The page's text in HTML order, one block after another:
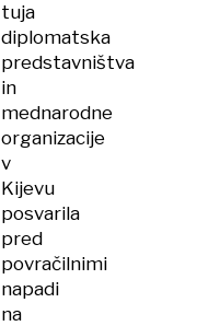
tuja
diplomatska
predstavništva
in
mednarodne
organizacije
v
Kijevu
posvarila
pred
povračilnimi
napadi
na